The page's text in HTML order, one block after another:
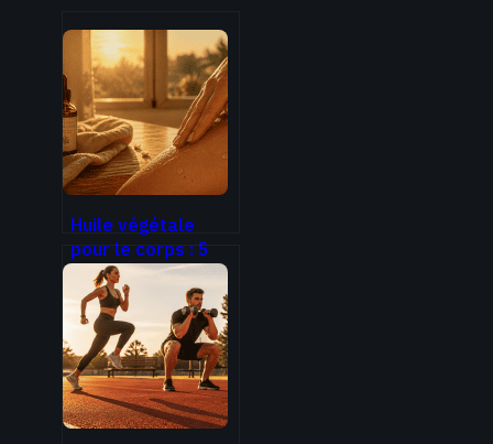
Huile végétale
pour le corps : 5
huiles naturelles
pour une peau
nourrie sans fini
gras